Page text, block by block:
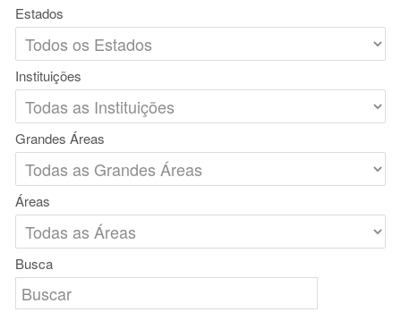
Estados
Instituições
Grandes Áreas
Áreas
Busca